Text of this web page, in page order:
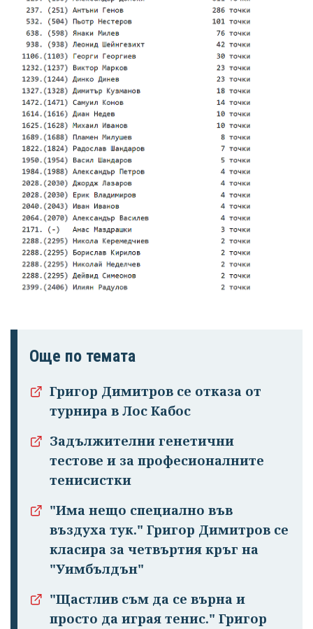
Успешно
излязохте от
профила си!
Още по темата
Григор Димитров се отказа от
турнира в Лос Кабос
Задължителни генетични
тестове и за професионалните
тенисистки
"Има нещо специално във
въздуха тук." Григор Димитров се
класира за четвъртия кръг на
"Уимбълдън"
"Щастлив съм да се върна и
просто да играя тенис." Григор